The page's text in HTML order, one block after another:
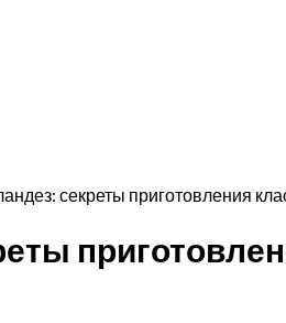
секреты приготовления